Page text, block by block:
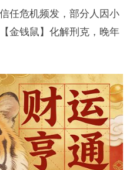
任危机频发，部分人因小
金钱鼠】化解刑克，晚年